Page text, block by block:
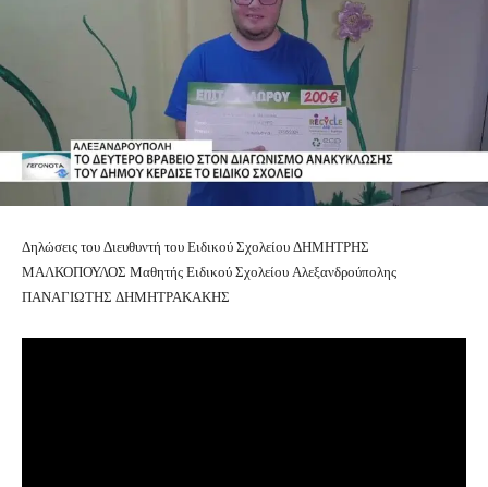
Δηλώσεις του Διευθυντή του Ειδικού Σχολείου ΔΗΜΗΤΡΗΣ
ΜΑΛΚΟΠΟΥΛΟΣ Μαθητής Ειδικού Σχολείου Αλεξανδρούπολης
ΠΑΝΑΓΙΩΤΗΣ ΔΗΜΗΤΡΑΚΑΚΗΣ